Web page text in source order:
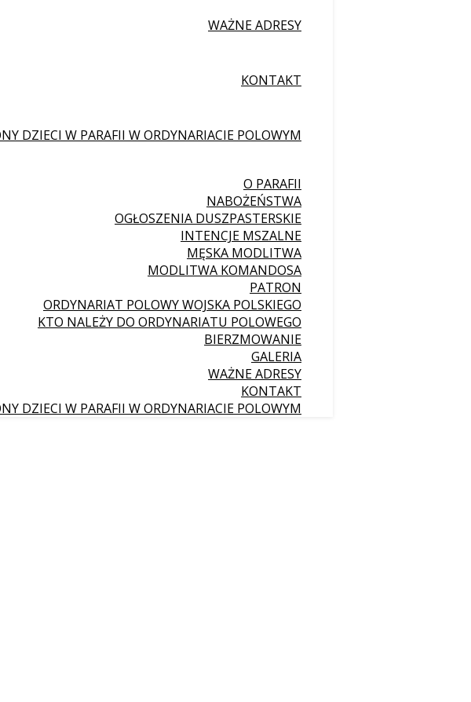
WAŻNE ADRESY
KONTAKT
DZIECI W PARAFII W ORDYNARIACIE POLOWYM
O PARAFII
NABOŻEŃSTWA
OGŁOSZENIA DUSZPASTERSKIE
INTENCJE MSZALNE
MĘSKA MODLITWA
MODLITWA KOMANDOSA
PATRON
ORDYNARIAT POLOWY WOJSKA POLSKIEGO
KTO NALEŻY DO ORDYNARIATU POLOWEGO
BIERZMOWANIE
GALERIA
WAŻNE ADRESY
KONTAKT
DZIECI W PARAFII W ORDYNARIACIE POLOWYM